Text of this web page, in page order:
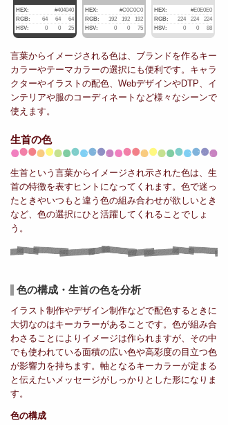
HEX:
#404040
RGB:
64 64
64
HSV:
0 0 25
HEX:
#C0C0C0
RGB:
192 192
192
HSV:
0 0 75
HEX:
#E0E0E0
RGB:
224 224
224
HSV:
0 0 88
言葉からイメージされる色は、ブランドを作るキー
カラーやテーマカラーの選択にも便利です。キャラ
クターやイラストの配色、WebデザインやDTP、イ
ンテリアや服のコーディネートなど様々なシーンで
使えます。
生首の色
生首という言葉からイメージされ示された色は、生
首の特徴を表すヒントになってくれます。色で迷っ
たときやいつもと違う色の組み合わせが欲しいとき
など、色の選択にひと活躍してくれることでしょ
う。
色の構成・生首の色を分析
イラスト制作やデザイン制作などで配色するときに
大切なのはキーカラーがあることです。色が組み合
わさることによりイメージは作られますが、その中
でも使われている面積の広い色や高彩度の目立つ色
が影響力を持ちます。軸となるキーカラーが定まる
と伝えたいメッセージがしっかりとした形になりま
す。
色の構成